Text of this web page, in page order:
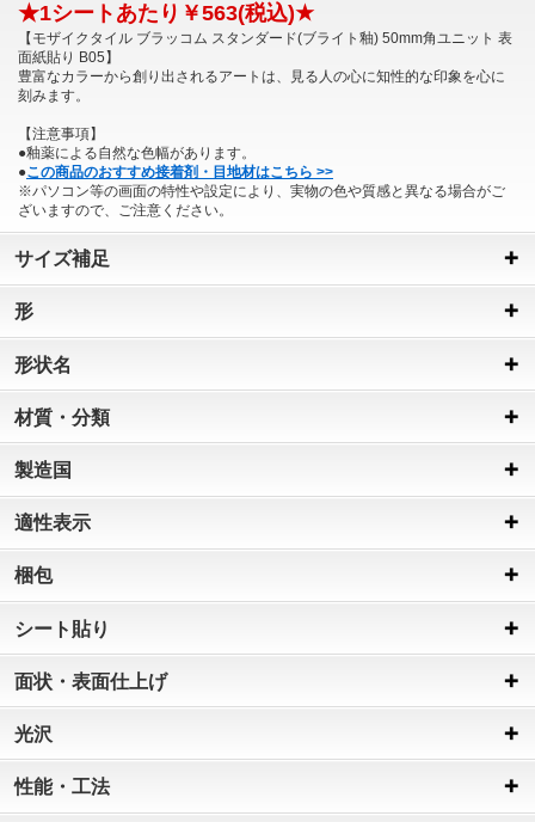
★1シートあたり￥563(税込)★
【モザイクタイル ブラッコム スタンダード(ブライト釉) 50mm角ユニット 表
面紙貼り B05】
豊富なカラーから創り出されるアートは、見る人の心に知性的な印象を心に
刻みます。
【注意事項】
●釉薬による自然な色幅があります。
●この商品のおすすめ接着剤・目地材はこちら >>
※パソコン等の画面の特性や設定により、実物の色や質感と異なる場合がご
ざいますので、ご注意ください。
サイズ補足
形
形状名
材質・分類
製造国
適性表示
梱包
シート貼り
面状・表面仕上げ
光沢
性能・工法